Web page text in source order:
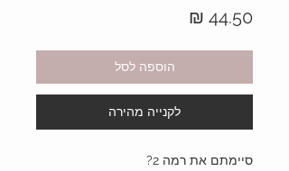
הוספה לסל
לקנייה מהירה
סיימתם את רמה 2?